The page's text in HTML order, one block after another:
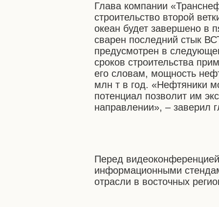
Глава компании
строительство второй
океан будет завершено в
сварен последний стык
предусмотрен в
сроков строительства
его словам, мощность
млн т в год. «Нефтяники
потенциал позволит им
направлении», – заверил
Перед
информационными
отрасли в восточных